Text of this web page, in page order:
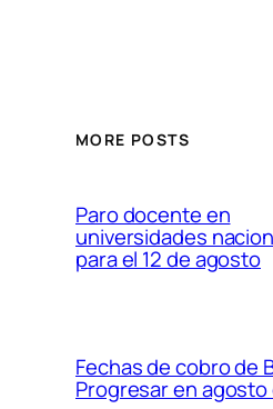
MORE POSTS
Paro docente en
universidades
para el 12 de agosto
Fechas de cobro de
Progresar en